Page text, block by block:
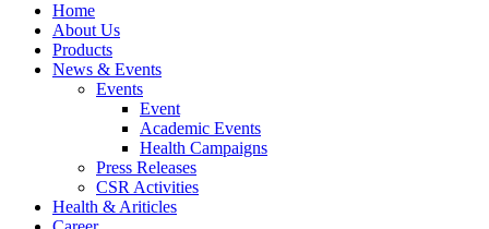
Home
About Us
Products
News & Events
Events
Event
Academic Events
Health Campaigns
Press Releases
CSR Activities
Health & Ariticles